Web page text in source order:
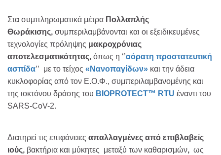
Στα συμπληρωματικά μέτρα Πολλαπλής
Θωράκισης, συμπεριλαμβάνονται και οι εξειδικευμένες
τεχνολογίες πρόληψης μακροχρόνιας
αποτελεσματικότητας, όπως η ‘’αόρατη προστατευτική
ασπίδα’’ με το τείχος «Νανοπαγίδων» και την άδεια
κυκλοφορίας από τον Ε.Ο.Φ., συμπεριλαμβανομένης και
της ιοκτόνου δράσης του BIOPROTECT™ RTU έναντι του
SARS-CoV-2.
Διατηρεί τις επιφάνειες απαλλαγμένες από επιβλαβείς
ιούς, βακτήρια και μύκητες μεταξύ των καθαρισμών, ως